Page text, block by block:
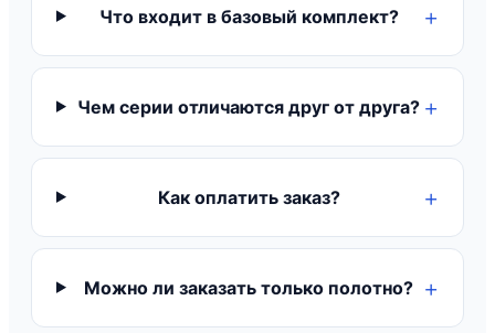
Что входит в базовый комплект?
Чем серии отличаются друг от друга?
Как оплатить заказ?
Можно ли заказать только полотно?